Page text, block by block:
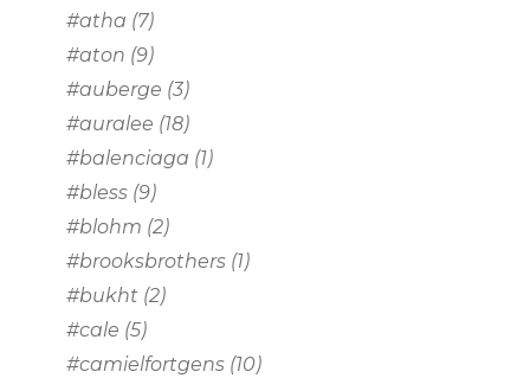
#atha (7)
#aton (9)
#auberge (3)
#auralee (18)
#balenciaga (1)
#bless (9)
#blohm (2)
#brooksbrothers (1)
#bukht (2)
#cale (5)
#camielfortgens (10)